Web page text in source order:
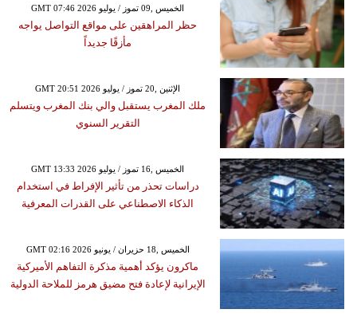
GMT 07:46 2026 الخميس ,09 تموز / يوليو
حظر المراهقين على مواقع التواصل يواجه
مأزقًا جديداً
GMT 20:51 2026 الإثنين ,20 تموز / يوليو
ملك المغرب يستقبل والي بنك المغرب ويتسلم
التقرير السنوي
GMT 13:33 2026 الخميس ,16 تموز / يوليو
دراسات تحذر من تأثير الإفراط في استخدام
الذكاء الاصطناعي على القدرات المعرفية
GMT 02:16 2026 الخميس ,18 حزيران / يونيو
ماكرون يؤكد أهمية مذكرة التفاهم الأميركية
الإيرانية لإعادة فتح مضيق هرمز للملاحة الدولية